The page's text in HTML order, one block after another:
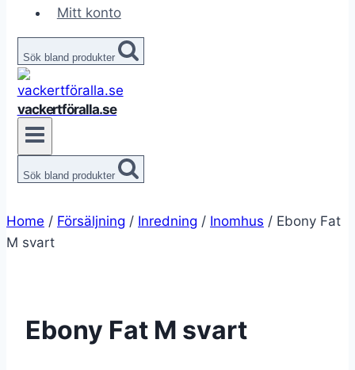
Mitt konto
Sök bland produkter
vackertföralla.se
Sök bland produkter
Home / Försäljning / Inredning / Inomhus / Ebony Fat
M svart
Ebony Fat M svart